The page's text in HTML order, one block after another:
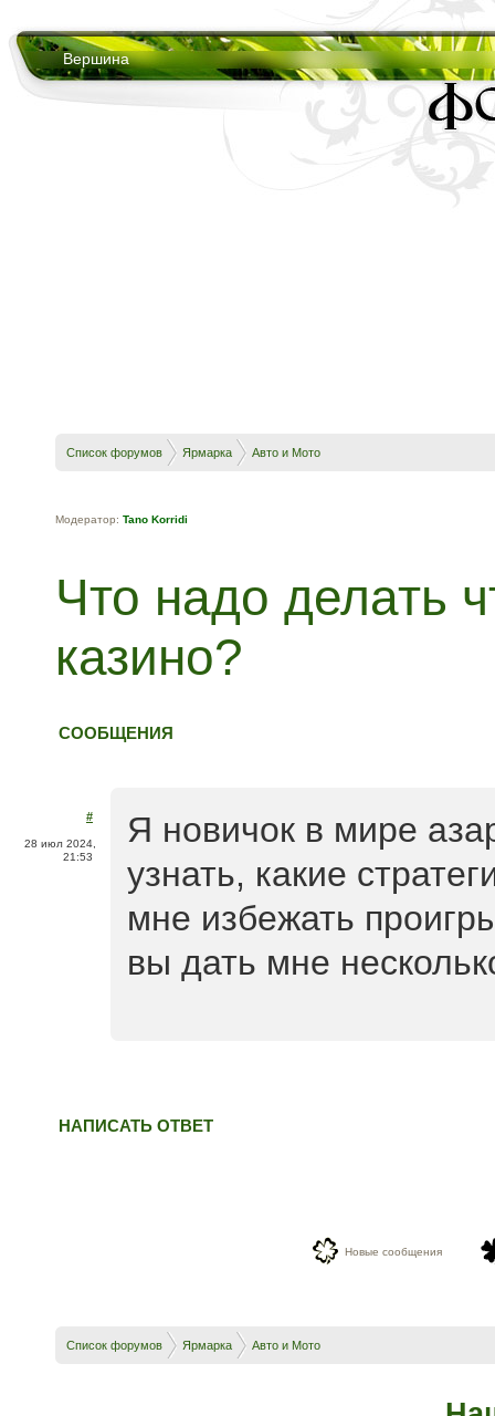
Вершина
Список форумов Ярмарка Авто и Мото
Модератор: Tano Korridi
Что надо делать
казино?
СООБЩЕНИЯ
#
28 июл 2024,
21:53
Я новичок в мире
узнать, какие
мне избежать
вы дать мне
НАПИСАТЬ ОТВЕТ
Новые сообщения
Список форумов Ярмарка Авто и Мото